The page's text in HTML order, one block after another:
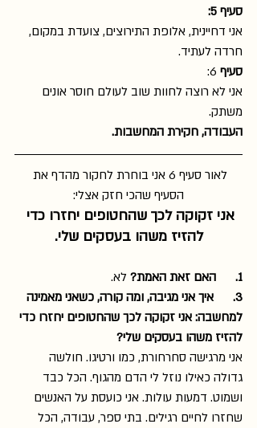
סעיף 5:
אני דחיינית, אלופת התירוצים, צועדת במקום,
חרדה לעתיד.
סעיף
אני לא רוצה לחוות שוב לעולם חוסר אונים
משתק.
העבודה, חקירת המחשבות.
לאור סעיף 6 אני בוחרת לחקור מהדף את
הסעיף שהכי חזק אצלי:
אני זקוקה לכך שהחטופים יחזרו כדי
להזיז משהו בעסקים שלי.
1.      האם זאת האמת?
לא.
3.      איך אני מגיבה, ומה קורה, כשאני מאמינה
למחשבה: אני זקוקה לכך שהחטופים יחזרו כדי
להזיז משהו בעסקים שלי?
אני מרגישה סחרחורת, כמו ורטיגו. חולשה
גדולה כאילו נוזל לי הדם מהגוף. הכל כבד
ושמוט. דמעות עולות. אני כועסת על האנשים
שחזרו לחיים רגילים. בתי ספר, עבודה, הכל